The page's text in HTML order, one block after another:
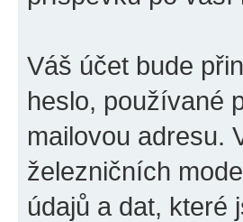
Váš účet bude
heslo, používané
mailovou adresu.
železničních
údajů a dat, které